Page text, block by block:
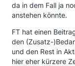
da in dem Fall ja
anstehen könnte.
FT hat einen
den (Zusatz-
und den Rest in
hier eher kürzere